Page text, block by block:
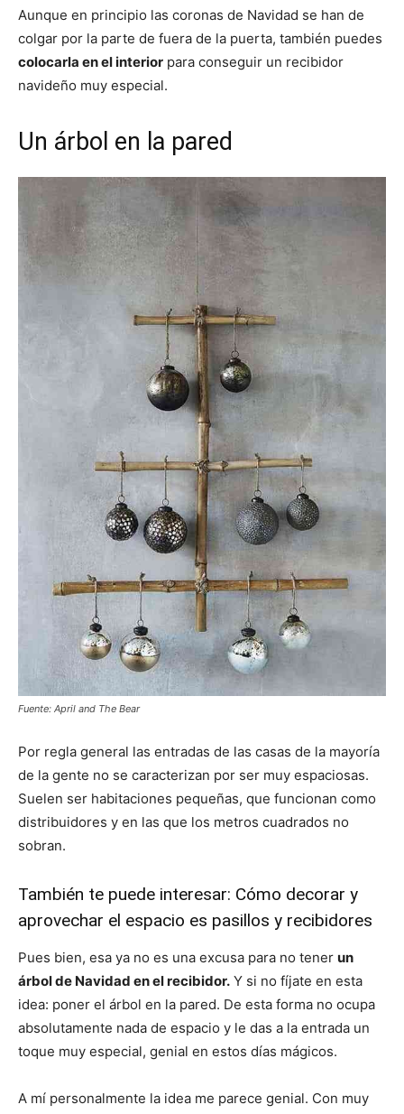
Aunque en principio las coronas de Navidad se han de
colgar por la parte de fuera de la puerta, también puedes
colocarla en el interior para conseguir un recibidor
navideño muy especial.
Un árbol en la pared
Fuente: April and The Bear
Por regla general las entradas de las casas de la mayoría
de la gente no se caracterizan por ser muy espaciosas.
Suelen ser habitaciones pequeñas, que funcionan como
distribuidores y en las que los metros cuadrados no
sobran.
También te puede interesar: Cómo decorar y
aprovechar el espacio es pasillos y recibidores
Pues bien, esa ya no es una excusa para no tener un
árbol de Navidad en el recibidor. Y si no fíjate en esta
idea: poner el árbol en la pared. De esta forma no ocupa
absolutamente nada de espacio y le das a la entrada un
toque muy especial, genial en estos días mágicos.
A mí personalmente la idea me parece genial. Con muy